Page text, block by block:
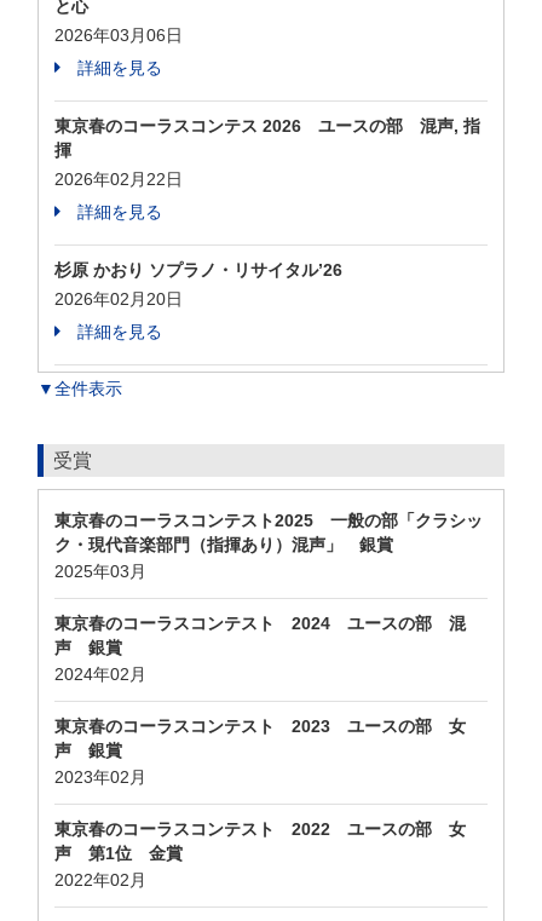
と心
2026年03月06日
詳細を見る
東京春のコーラスコンテス 2026 ユースの部 混声, 指
揮
2026年02月22日
詳細を見る
杉原 かおり ソプラノ・リサイタル’26
2026年02月20日
詳細を見る
▼全件表示
受賞
東京春のコーラスコンテスト2025 一般の部「クラシッ
ク・現代音楽部門（指揮あり）混声」 銀賞
2025年03月
東京春のコーラスコンテスト 2024 ユースの部 混
声 銀賞
2024年02月
東京春のコーラスコンテスト 2023 ユースの部 女
声 銀賞
2023年02月
東京春のコーラスコンテスト 2022 ユースの部 女
声 第1位 金賞
2022年02月